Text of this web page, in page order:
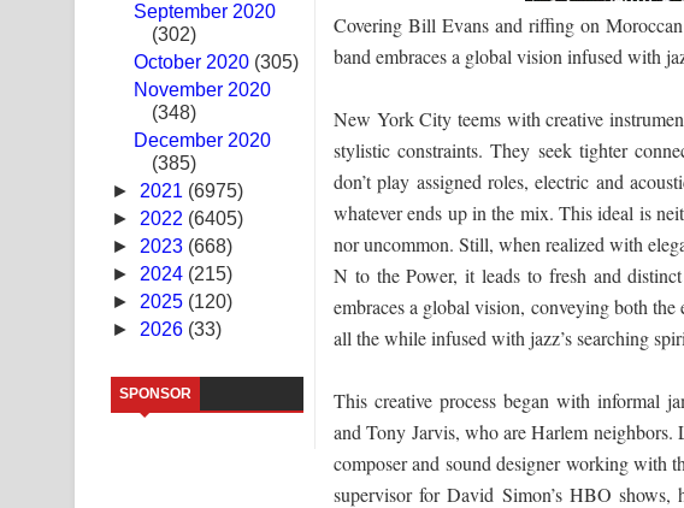
Awanken Song Lyrics - අවංකෙන් ගීතයේ පද පෙළ
Pa Sina Song Lyrics - පෑ සිනා ගීතයේ පද පෙළ
Pemwanthiye Song Lyrics - පෙම්වන්තියේ ගීතයේ පද පෙළ
Manobhawa Song Lyrics - මනෝභව ගීතයේ පද පෙළ
Akahe Indala Song Lyrics - ආකාහේ ඉඳලා ගීතයේ පද පෙළ
Raawaya Song Lyrics - රාවය ගීතයේ පද පෙළ
Saddeta Denna Song Lyrics - සද්දෙට දෙන්න ගීතයේ පද පෙළ
Aramuna Song Lyrics - අරමුණ ගීතයේ පද පෙළ
Sandata Duka Hithila Song Lyrics - සඳට දුක හිතිලා ගීතයේ පද පෙළ
September 2020
(302)
October 2020 (305)
November 2020
(348)
December 2020
(385)
► 2021 (6975)
► 2022 (6405)
► 2023 (668)
► 2024 (215)
► 2025 (120)
► 2026 (33)
SPONSOR
Covering Bill Evans and riffing on
band embraces a global vision infused with
New York City teems with creative
stylistic constraints. They seek tighter
don’t play assigned roles, electric and
whatever ends up in the mix. This ideal is
nor uncommon. Still, when realized with
N to the Power, it leads to fresh and
embraces a global vision, conveying both
all the while infused with jazz’s searching
This creative process began with informal
and Tony Jarvis, who are Harlem
composer and sound designer working with
supervisor for David Simon’s HBO